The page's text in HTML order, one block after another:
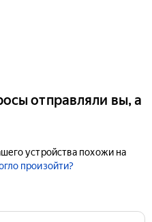
отправляли вы, а
устройства похожи на
произойти?